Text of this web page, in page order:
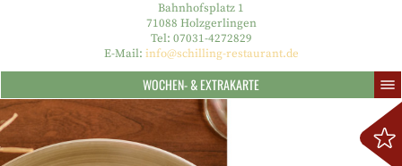
Bahnhofsplatz 1
71088 Holzgerlingen
Tel: 07031-4272829
E-Mail: info@schilling-restaurant.de
WOCHEN- & EXTRAKARTE